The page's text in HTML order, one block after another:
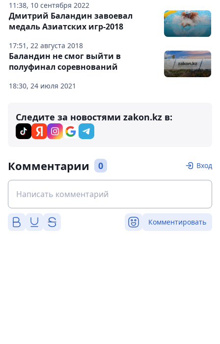
11:38, 10 сентября 2022
17:51, 22 августа 2018
Дмитрий Баландин завоевал
медаль Азиатских игр-2018
18:30, 24 июля 2021
Баландин не смог выйти в
полуфинал соревнований
Следите за новостями zakon.kz в:
Комментарии 0 Вход
Комментировать